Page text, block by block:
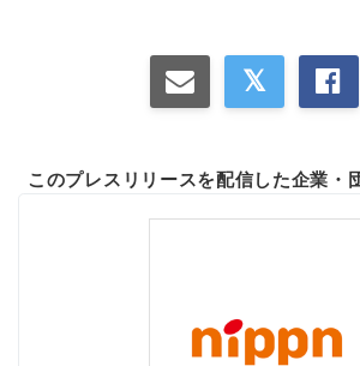
このプレスリリースを配信した企業・